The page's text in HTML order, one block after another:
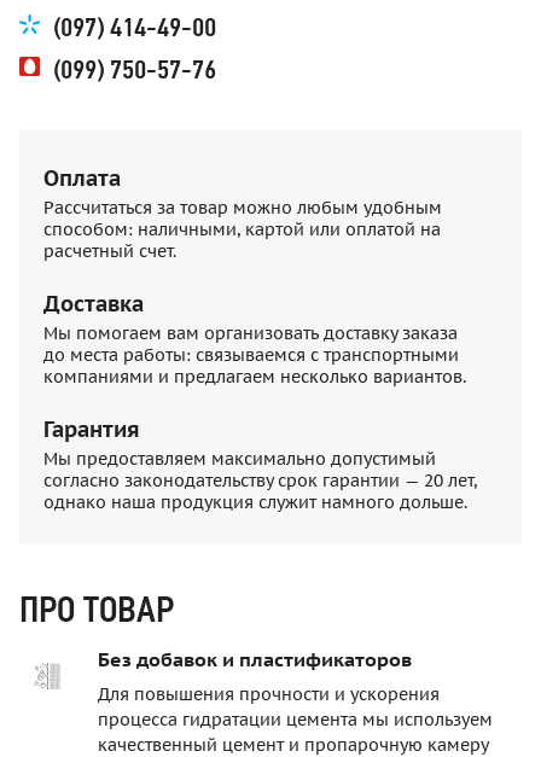
(097) 414-49-00
(099) 750-57-76
Оплата
Рассчитаться за товар можно любым удобным
способом: наличными, картой или оплатой на
расчетный счет.
Доставка
Мы помогаем вам организовать доставку заказа
до места работы: связываемся с транспортными
компаниями и предлагаем несколько вариантов.
Гарантия
Мы предоставляем максимально допустимый
согласно законодательству срок гарантии — 20 лет,
однако наша продукция служит намного дольше.
ПРО ТОВАР
Без добавок и пластификаторов
Для повышения прочности и ускорения
процесса гидратации цемента мы используем
качественный цемент и пропарочную камеру